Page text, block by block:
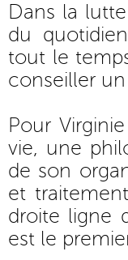
Dans la
du
tout le
conseiller
Pour
vie, une
de son
et
droite ligne
est le